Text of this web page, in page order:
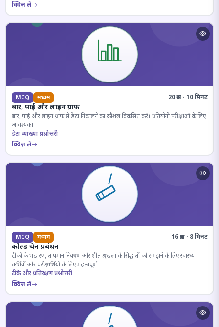
क्विज़ लें
MCQ मध्यम 20 प्रश्न · 10 मिनट
बार, पाई और लाइन ग्राफ
बार, पाई और लाइन ग्राफ से डेटा निकालने का कौशल विकसित करें। प्रतियोगी परीक्षाओं के लिए
आवश्यक।
डेटा व्याख्या प्रश्नोत्तरी
क्विज़ लें
MCQ मध्यम 16 प्रश्न · 8 मिनट
कोल्ड चेन प्रबंधन
टीकों के भंडारण, तापमान नियंत्रण और शीत श्रृंखला के सिद्धांतों को समझने के लिए स्वास्थ्य
कर्मियों और परीक्षार्थियों के लिए महत्वपूर्ण।
टीके और प्रतिरक्षण प्रश्नोत्तरी
क्विज़ लें